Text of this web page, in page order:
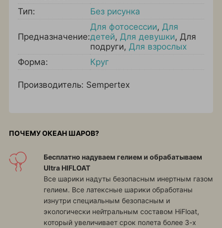
Тип:
Без рисунка
Предназначение:
Для фотосессии, Для
детей, Для девушки, Для
подруги, Для взрослых
Форма:
Круг
Производитель: Sempertex
ПОЧЕМУ ОКЕАН ШАРОВ?
Бесплатно надуваем гелием и обрабатываем
Ultra HIFLOAT
Все шарики надуты безопасным инертным газом
гелием. Все латексные шарики обработаны
изнутри специальным безопасным и
экологически нейтральным составом HiFloat,
который увеличивает срок полета более 3-х